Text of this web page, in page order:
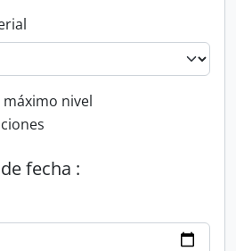
filter
nivel
fecha :